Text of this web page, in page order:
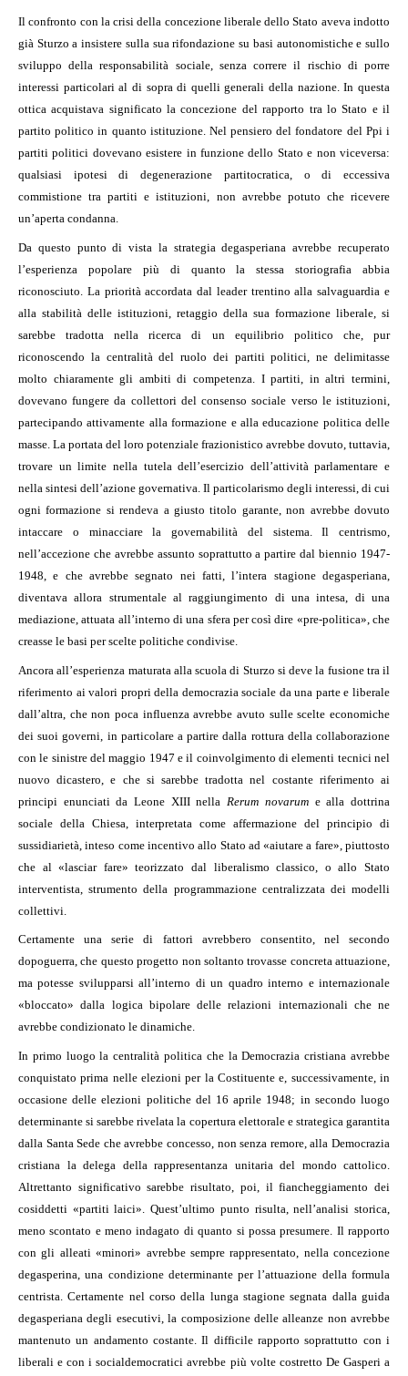
Il confronto con la crisi della concezione liberale dello Stato aveva indotto
già Sturzo a insistere sulla sua rifondazione su basi autonomistiche e sullo
sviluppo della responsabilità sociale, senza correre il rischio di porre
interessi particolari al di sopra di quelli generali della nazione. In questa
ottica acquistava significato la concezione del rapporto tra lo Stato e il
partito politico in quanto istituzione. Nel pensiero del fondatore del Ppi i
partiti politici dovevano esistere in funzione dello Stato e non viceversa:
qualsiasi ipotesi di degenerazione partitocratica, o di eccessiva
commistione tra partiti e istituzioni, non avrebbe potuto che ricevere
un’aperta condanna.
Da questo punto di vista la strategia degasperiana avrebbe recuperato
l’esperienza popolare più di quanto la stessa storiografia abbia
riconosciuto. La priorità accordata dal leader trentino alla salvaguardia e
alla stabilità delle istituzioni, retaggio della sua formazione liberale, si
sarebbe tradotta nella ricerca di un equilibrio politico che, pur
riconoscendo la centralità del ruolo dei partiti politici, ne delimitasse
molto chiaramente gli ambiti di competenza. I partiti, in altri termini,
dovevano fungere da collettori del consenso sociale verso le istituzioni,
partecipando attivamente alla formazione e alla educazione politica delle
masse. La portata del loro potenziale frazionistico avrebbe dovuto, tuttavia,
trovare un limite nella tutela dell’esercizio dell’attività parlamentare e
nella sintesi dell’azione governativa. Il particolarismo degli interessi, di cui
ogni formazione si rendeva a giusto titolo garante, non avrebbe dovuto
intaccare o minacciare la governabilità del sistema. Il centrismo,
nell’accezione che avrebbe assunto soprattutto a partire dal biennio 1947-
1948, e che avrebbe segnato nei fatti, l’intera stagione degasperiana,
diventava allora strumentale al raggiungimento di una intesa, di una
mediazione, attuata all’interno di una sfera per così dire «pre-politica», che
creasse le basi per scelte politiche condivise.
Ancora all’esperienza maturata alla scuola di Sturzo si deve la fusione tra il
riferimento ai valori propri della democrazia sociale da una parte e liberale
dall’altra, che non poca influenza avrebbe avuto sulle scelte economiche
dei suoi governi, in particolare a partire dalla rottura della collaborazione
con le sinistre del maggio 1947 e il coinvolgimento di elementi tecnici nel
nuovo dicastero, e che si sarebbe tradotta nel costante riferimento ai
principi enunciati da Leone XIII nella Rerum novarume alla dottrina
sociale della Chiesa, interpretata come affermazione del principio di
sussidiarietà, inteso come incentivo allo Stato ad «aiutare a fare», piuttosto
che al «lasciar fare» teorizzato dal liberalismo classico, o allo Stato
interventista, strumento della programmazione centralizzata dei modelli
collettivi.
Certamente una serie di fattori avrebbero consentito, nel secondo
dopoguerra, che questo progetto non soltanto trovasse concreta attuazione,
ma potesse svilupparsi all’interno di un quadro interno e internazionale
«bloccato» dalla logica bipolare delle relazioni internazionali che ne
avrebbe condizionato le dinamiche.
In primo luogo la centralità politica che la Democrazia cristiana avrebbe
conquistato prima nelle elezioni per la Costituente e, successivamente, in
occasione delle elezioni politiche del 16 aprile 1948; in secondo luogo
determinante si sarebbe rivelata la copertura elettorale e strategica garantita
dalla Santa Sede che avrebbe concesso, non senza remore, alla Democrazia
cristiana la delega della rappresentanza unitaria del mondo cattolico.
Altrettanto significativo sarebbe risultato, poi, il fiancheggiamento dei
cosiddetti «partiti laici». Quest’ultimo punto risulta, nell’analisi storica,
meno scontato e meno indagato di quanto si possa presumere. Il rapporto
con gli alleati «minori» avrebbe sempre rappresentato, nella concezione
degasperina, una condizione determinante per l’attuazione della formula
centrista. Certamente nel corso della lunga stagione segnata dalla guida
degasperiana degli esecutivi, la composizione delle alleanze non avrebbe
mantenuto un andamento costante. Il difficile rapporto soprattutto con i
liberali e con i socialdemocratici avrebbe più volte costretto De Gasperi a